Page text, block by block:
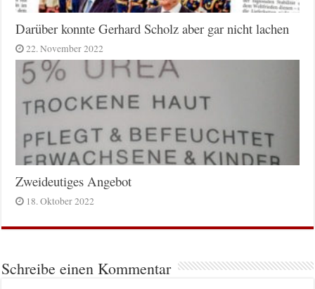
Darüber konnte Gerhard Scholz aber gar nicht lachen
22. November 2022
Zweideutiges Angebot
18. Oktober 2022
Schreibe einen Kommentar